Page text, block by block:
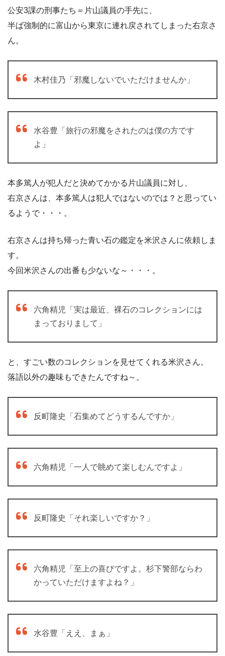
公安3課の刑事たち＝片山議員の手先に、
半ば強制的に富山から東京に連れ戻されてしまった右京さ
ん。
木村佳乃「邪魔しないでいただけませんか」
水谷豊「旅行の邪魔をされたのは僕の方です
よ」
本多篤人が犯人だと決めてかかる片山議員に対し、
右京さんは、本多篤人は犯人ではないのでは？と思ってい
るようで・・・。
右京さんは持ち帰った青い石の鑑定を米沢さんに依頼しま
す。
今回米沢さんの出番も少ないな～・・・。
六角精児「実は最近、裸石のコレクションには
まっておりまして」
と、すごい数のコレクションを見せてくれる米沢さん。
落語以外の趣味もできたんですね～。
反町隆史「石集めてどうするんですか」
六角精児「一人で眺めて楽しむんですよ」
反町隆史「それ楽しいですか？」
六角精児「至上の喜びですよ。杉下警部ならわ
かっていただけますよね？」
水谷豊「ええ、まぁ」